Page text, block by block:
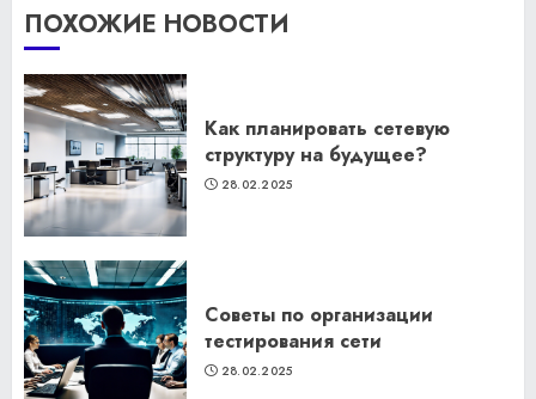
ПОХОЖИЕ НОВОСТИ
Как планировать сетевую
структуру на будущее?
28.02.2025
Советы по организации
тестирования сети
28.02.2025